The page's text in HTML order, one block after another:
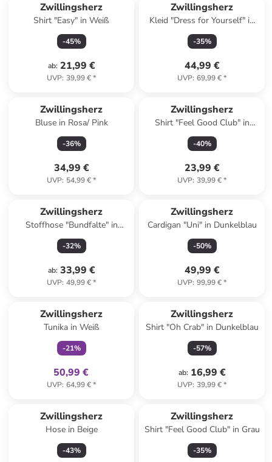
Zwillingsherz
Shirt "Easy" in Weiß
-45%
ab: 21,99 €
UVP: 39,99 €*
Zwillingsherz
Kleid "Dress for Yourself" in
Blau
-35%
44,99 €
UVP: 69,99 €*
Zwillingsherz
Bluse in Rosa/ Pink
-36%
34,99 €
UVP: 54,99 €*
Zwillingsherz
Shirt "Feel Good Club" in
Beige
-40%
23,99 €
UVP: 39,99 €*
Zwillingsherz
Stoffhose "Bundfalte" in
Hellblau
-32%
ab: 33,99 €
UVP: 49,99 €*
Zwillingsherz
Cardigan "Uni" in Dunkelblau
-50%
49,99 €
UVP: 99,99 €*
Zwillingsherz
Tunika in Weiß
-21%
50,99 €
UVP: 64,99 €*
Zwillingsherz
Shirt "Oh Crab" in Dunkelblau
-57%
ab: 16,99 €
UVP: 39,99 €*
Zwillingsherz
Hose in Beige
-43%
Zwillingsherz
Shirt "Feel Good Club" in Grau
-35%